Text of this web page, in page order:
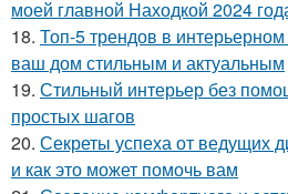
моей главной Находкой 2024
18. Топ-5 трендов в интерьерном
ваш дом стильным и актуальным
19. Стильный интерьер без
простых шагов
20. Секреты успеха от ведущих
и как это может помочь вам